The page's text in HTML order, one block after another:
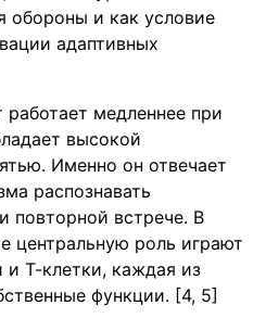
обороны и как условие
адаптивных
медленнее при
высокой
Именно он отвечает
распознавать
повторной встрече. В
центральную роль играют
Т-клетки, каждая из
функции. [4, 5]